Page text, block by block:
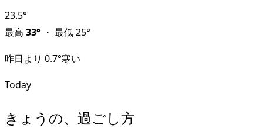
23.5°
最高 33° ・ 最低25°
昨日より 0.7°寒い
Today
きょうの、過ごし方